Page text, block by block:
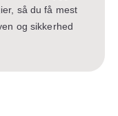
så du få mest
og sikkerhed